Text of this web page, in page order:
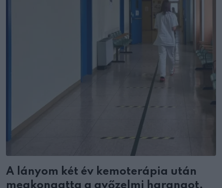
A lányom két év kemoterápia után
megkongatta a győzelmi harangot.